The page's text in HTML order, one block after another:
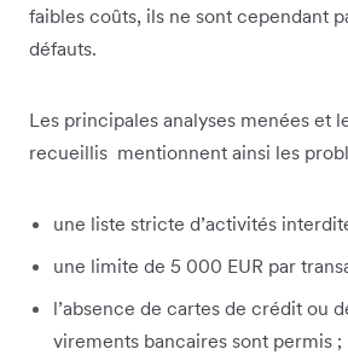
faibles coûts, ils ne sont cependant
défauts.
Les principales analyses menées et
recueillis mentionnent ainsi les
une liste stricte d’activités
une limite de 5 000 EUR par
l’absence de cartes de crédit ou
virements bancaires sont permis ;